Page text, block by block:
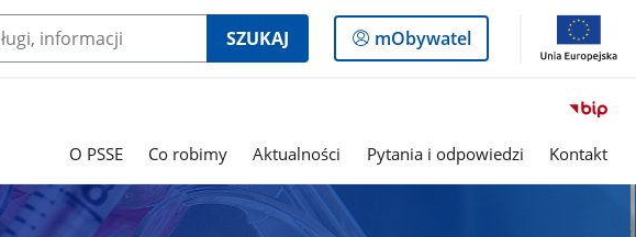
SZUKAJ
Logowanie
do
mObywatel
O PSSE Co robimy Aktualności Pytania i odpowiedzi Kontakt